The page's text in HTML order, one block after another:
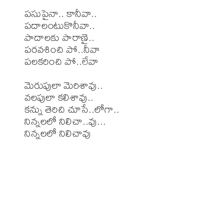
పసుపైనా.. కానీవా..
పదాలంటుకొనీవా..
పాదాలకు పారాణై..
పరవశించి పో..నీవా
పలకరించి పో..లేవా
మెరుపులా మెరిశావు..
వలపులా కలిశావు..
కన్ను తెరిచి చూసే..లోగా..
నిన్నలలో నిలిచా..వు...
నిన్నలలో నిలిచావు